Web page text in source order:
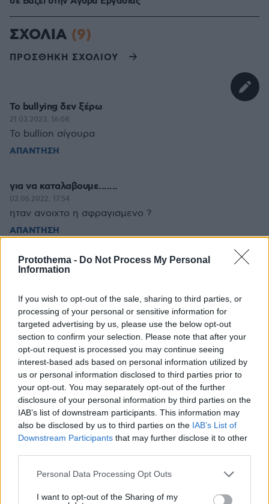
Protothema - Do Not Process My Personal
Information
If you wish to opt-out of the sale, sharing to third parties, or
processing of your personal or sensitive information for
targeted advertising by us, please use the below opt-out
section to confirm your selection. Please note that after your
opt-out request is processed you may continue seeing
interest-based ads based on personal information utilized by
us or personal information disclosed to third parties prior to
your opt-out. You may separately opt-out of the further
disclosure of your personal information by third parties on the
IAB’s list of downstream participants. This information may
also be disclosed by us to third parties on the IAB’s List of
Downstream Participants that may further disclose it to other
Please note that this website/app uses one or more Google
not limited to your visit or usage behaviour. You may click to
Personal Data Processing Opt Outs
I want to opt-out of the Sharing of my
ΣΧΟΛΙΑ (9)
ΠΡΟΣΘΗΚΗ ΣΧΟΛΙΟΥ
Το bullying δεν ξέρω
21.03.2023, 16:08
Το bullion σίγουρα
ΑΠΑΝΤΗΣΗ
για να καταλαβουμε.......
02.06.2022, 17:54
ηταν ανοιχτο η σφραγισμενο ?
ΑΠΑΝΤΗΣΗ
Και με το μπαρδον ΠΡΩΤΟ ΘΕΜΑ
αλλα πηγε στο σουργελοβραδυνο του μπυροκοιλια
να μας πει για το γραμμα ?
ΑΠΑΝΤΗΣΗ
No offense
02.06.2022, 10:58
Αλλά η πλειοψηφία των τραγουδιάρηδων είτε άντρες
είτε γυναίκες είναι χαμηλού επιπέδου.
ΑΠΑΝΤΗΣΗ
02.06.2022, 10:10